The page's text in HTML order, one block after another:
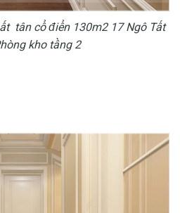
tân cổ điển 130m2 17 Ngô Tất
kho tầng 2